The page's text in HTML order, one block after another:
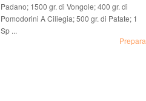
Padano; 1500 gr. di Vongole; 400 gr. di
Pomodorini A Ciliegia; 500 gr. di Patate; 1
Sp ...
Prepara